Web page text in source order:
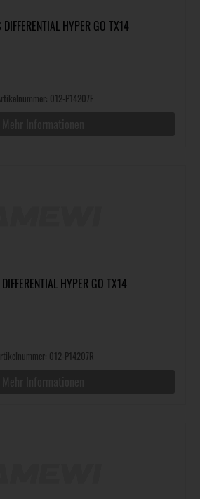
DIFFERENTIAL HYPER GO TX14
012-P14207F
HYPER GO TX14
012-P14207R